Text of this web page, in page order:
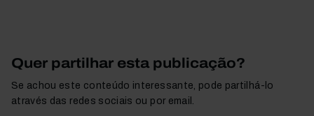
Quer partilhar esta publicação?
Se achou este conteúdo interessante, pode partilhá-lo
através das redes sociais ou por email.